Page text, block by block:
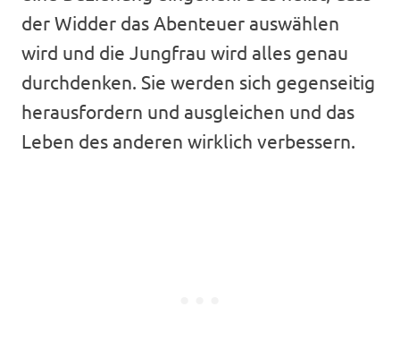
der Widder das Abenteuer auswählen
wird und die Jungfrau wird alles genau
durchdenken. Sie werden sich gegenseitig
herausfordern und ausgleichen und das
Leben des anderen wirklich verbessern.